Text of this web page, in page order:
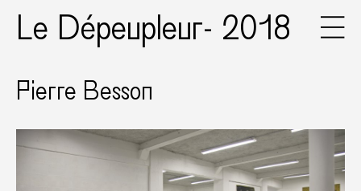
Le Dépeupleur- 2018
Pierre Besson